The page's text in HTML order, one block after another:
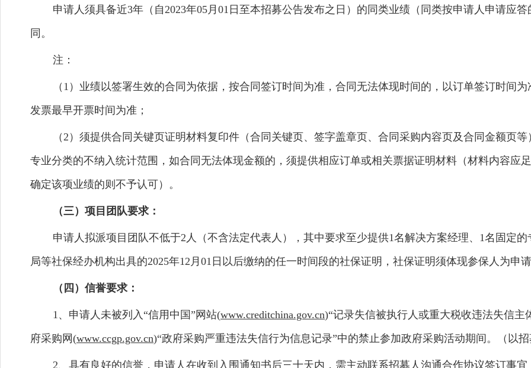
申请人须具备近3年（自2023年05月01日至本招募公告发布之日）的同类业绩（同类按申请人申请应
同。
注：
（1）业绩以签署生效的合同为依据，按合同签订时间为准，合同无法体现时间的，以订单签订时间
发票最早开票时间为准；
（2）须提供合同关键页证明材料复印件（合同关键页、签字盖章页、合同采购内容页及合同金额页
专业分类的不纳入统计范围，如合同无法体现金额的，须提供相应订单或相关票据证明材料（材料内容应
确定该项业绩的则不予认可）。
（三）项目团队要求：
申请人拟派项目团队不低于2人（不含法定代表人），其中要求至少提供1名解决方案经理、1名固定
局等社保经办机构出具的2025年12月01日以后缴纳的任一时间段的社保证明，社保证明须体现参保人为申请
（四）信誉要求：
1、申请人未被列入“信用中国”网站(www.creditchina.gov.cn)“记录失信被执行人或重大税收违法失信
府采购网(www.ccgp.gov.cn)“政府采购严重违法失信行为信息记录”中的禁止参加政府采购活动期间。（以
2、具有良好的信誉，申请人在收到入围通知书后三十天内，需主动联系招募人沟通合作协议签订事